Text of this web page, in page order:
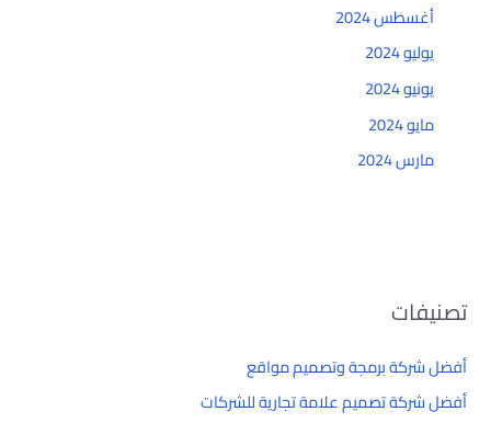
أغسطس 2024
يوليو 2024
يونيو 2024
مايو 2024
مارس 2024
تصنيفات
أفضل شركة برمجة وتصميم مواقع
أفضل شركة تصميم علامة تجارية للشركات